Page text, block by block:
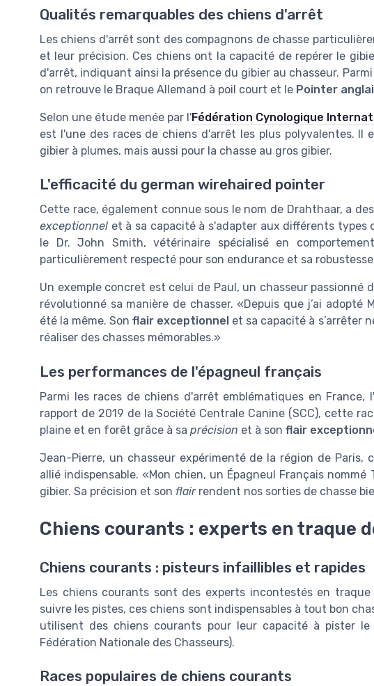
Qualités remarquables des chiens d'arrêt
Les chiens d'arrêt sont des compagnons de chasse
et leur précision. Ces chiensont la capacité de repérer le
d'arrêt, indiquant ainsi la présence du gibier au chasseur.
on retrouve le Braque Allemand à poil court et le Pointer
Selon une étude menée par l'Fédération Cynologique
est l'une des races de chiens d'arrêt les plus polyvalentes. Il
gibier à plumes, mais aussi pour la chasse au gros gibier.
L'efficacité du german wirehaired pointer
Cette race, également connue sous le nom de Drahthaar, a
exceptionnel et à sa capacité à s'adapter aux différents types
le Dr. John Smith, vétérinaire spécialisé en
particulièrement respecté pour son endurance et sa
Un exemple concret est celui de Paul, un chasseur passionné
révolutionné sa manière de chasser. «Depuis que j’ai adopté
été la même. Sonflair exceptionnel et sa capacité à s’arrêter
réaliser des chasses mémorables.»
Les performances de l'épagneul français
Parmi les races de chiens d'arrêt emblématiques en France,
rapport de 2019 de la Société Centrale Canine (SCC), cette
plaine et en forêt grâce à sa précision et à son flair
Jean-Pierre, un chasseur expérimenté de la région de Paris,
allié indispensable. «Mon chien, un Épagneul Français
gibier. Sa précision et son flairrendent nos sorties de chasse
Chiens courants : experts en traque
Chiens courants : pisteurs infaillibles et rapides
Les chiens courants sont des experts incontestés en
suivre les pistes, ces chiens sont indispensables à tout bon
utilisent des chiens courants pour leur capacité à pister
Fédération Nationale des Chasseurs).
Races populaires de chiens courants